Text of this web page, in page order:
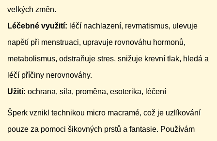
velkých změn.
Léčebné využití: léčí nachlazení, revmatismus, ulevuje
napětí při menstruaci, upravuje rovnováhu hormonů,
metabolismus, odstraňuje stres, snižuje krevní tlak, hledá a
léčí příčiny nerovnováhy.
Užití: ochrana, síla, proměna, esoterika, léčení
Šperk vznikl technikou micro macramé, což je uzlíkování
pouze za pomoci šikovných prstů a fantasie. Používám